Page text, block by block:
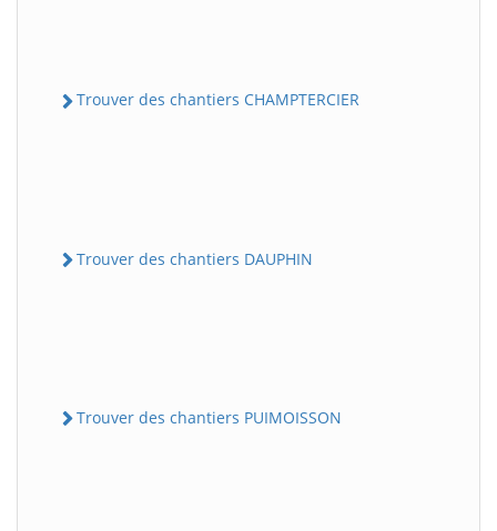
Trouver des chantiers CHAMPTERCIER
Trouver des chantiers DAUPHIN
Trouver des chantiers PUIMOISSON